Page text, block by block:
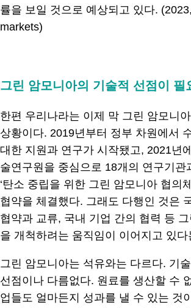
률을 보일 것으로 예상되고 있다.
markets)
그린 암모니아의 기술적 선점이 필
한편 우리나라는 이제 막 그린 암모니
상황이다. 2019년부터 정부 차원에서
대한 지원과 연구가 시작됐고, 2021년
술연구원을 중심으로 18개의 연구기관
‘탄소 중립을 위한 그린 암모니아 협의
협약을 체결했다. 그래도 다행인 것은
협약과 교류, 국내 기업 간의 협력 등
을 개척하려는 움직임이 이어지고 있다
그린 암모니아는 석유와는 다르다. 기
선점이나 다름없다. 원료를 생산할 수
업들도 얼마든지 성과를 낼 수 있는 것